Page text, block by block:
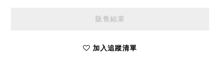
販售結束
加入追蹤清單